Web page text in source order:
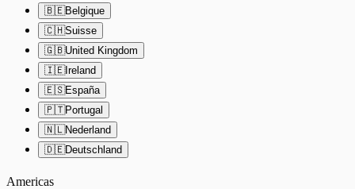
🇧🇪Belgique
🇨🇭Suisse
🇬🇧United Kingdom
🇮🇪Ireland
🇪🇸España
🇵🇹Portugal
🇳🇱Nederland
🇩🇪Deutschland
Americas